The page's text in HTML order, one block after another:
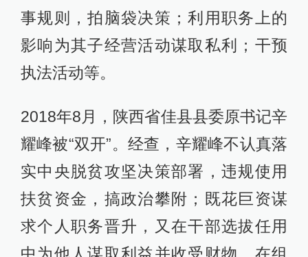
事规则，拍脑袋决策；利用职务上的
影响为其子经营活动谋取私利；干预
执法活动等。
2018年8月，陕西省佳县县委原书记辛
耀峰被“双开”。经查，辛耀峰不认真落
实中央脱贫攻坚决策部署，违规使用
扶贫资金，搞政治攀附；既花巨资谋
求个人职务晋升，又在干部选拔任用
中为他人谋取利益并收受财物，在组